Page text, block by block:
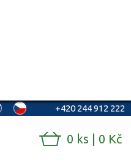
+420 244 912 222
0 ks | 0 Kč